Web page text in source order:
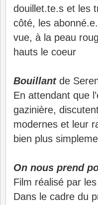
douillet.te.s et les
côté, les
vue, à la peau
hauts le coeur
Bouillantde
En attendant que
gazinière,
modernes et leur
bien plus
On nous prend
Film réalisé par
Dans le cadre du